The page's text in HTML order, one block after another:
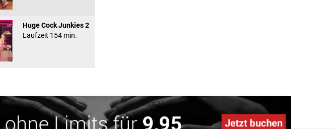
Huge Cock Junkies 2
Laufzeit 154 min.